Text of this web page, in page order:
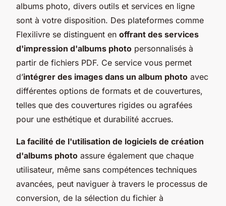
albums photo, divers outils et services en ligne
sont à votre disposition. Des plateformes comme
Flexilivre se distinguent en offrant des services
d'impression d'albums photo personnalisés à
partir de fichiers PDF. Ce service vous permet
d’intégrer des images dans un album photo avec
différentes options de formats et de couvertures,
telles que des couvertures rigides ou agrafées
pour une esthétique et durabilité accrues.
La facilité de l'utilisation de logiciels de création
d'albums photo assure également que chaque
utilisateur, même sans compétences techniques
avancées, peut naviguer à travers le processus de
conversion, de la sélection du fichier à